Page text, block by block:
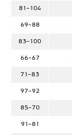
81-104
69-88
83-100
66-67
71-83
97-92
85-70
91-81